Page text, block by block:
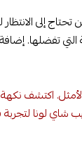
إلى الانتظار
تفضلها.
اكتشف نكهة
لونا لتجربة